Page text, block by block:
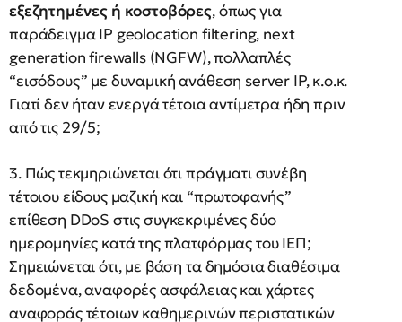
εξεζητημένες ή κοστοβόρες, όπως για
παράδειγμα IP geolocation filtering, next
generation firewalls (NGFW), πολλαπλές
“εισόδους” με δυναμική ανάθεση server IP, κ.ο.κ.
Γιατί δεν ήταν ενεργά τέτοια αντίμετρα ήδη πριν
από τις 29/5;
3. Πώς τεκμηριώνεται ότι πράγματι συνέβη
τέτοιου είδους μαζική και “πρωτοφανής”
επίθεση DDoS στις συγκεκριμένες δύο
ημερομηνίες κατά της πλατφόρμας του ΙΕΠ;
Σημειώνεται ότι, με βάση τα δημόσια διαθέσιμα
δεδομένα, αναφορές ασφάλειας και χάρτες
αναφοράς τέτοιων καθημερινών περιστατικών